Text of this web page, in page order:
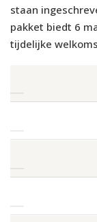
staan
pakket biedt 6
tijdelijke